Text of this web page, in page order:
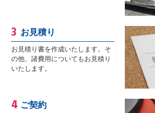
お見積り
お見積り書を作成いたします。そ
の他、諸費用についてもお見積り
いたします。
ご契約